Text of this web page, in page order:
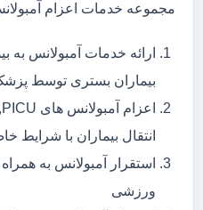
مجموعه خدمات اعزام
ارائه خدمات آمبولانس به
بیماران بستری توسط
انتقال بیماران با شرایط
استقرار آمبولانس به
ورزشی